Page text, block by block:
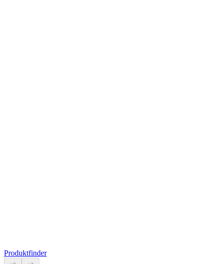
Produkt anzeigen
Produktfinder